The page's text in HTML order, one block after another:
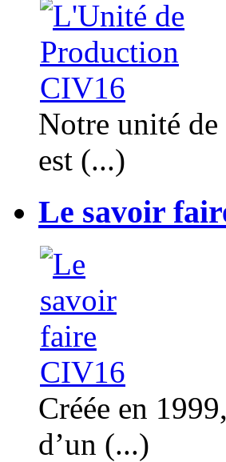
Notre unité
est (...)
Le savoir
Créée en
d’un (...)